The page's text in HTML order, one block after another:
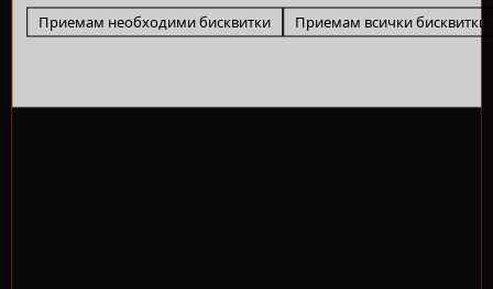
Приемам необходими бисквитки Приемам всички бисквитки